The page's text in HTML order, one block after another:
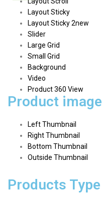
Layout Sticky
Layout Sticky 2new
Slider
Large Grid
Small Grid
Background
Video
Product 360 View
Product image
Left Thumbnail
Right Thumbnail
Bottom Thumbnail
Outside Thumbnail
Products Type